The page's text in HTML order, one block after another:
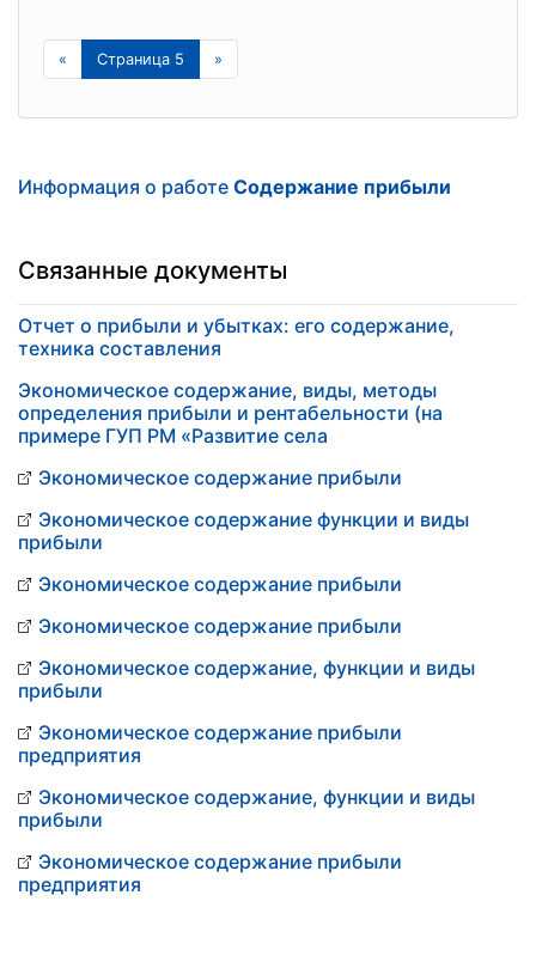
« Страница 5 »
Информация о работе Содержание прибыли
Связанные документы
Отчет о прибыли и убытках: его содержание,
техника составления
Экономическое содержание, виды, методы
определения прибыли и рентабельности (на
примере ГУП РМ «Развитие села
Экономическое содержание прибыли
Экономическое содержание функции и виды
прибыли
Экономическое содержание прибыли
Экономическое содержание прибыли
Экономическое содержание, функции и виды
прибыли
Экономическое содержание прибыли
предприятия
Экономическое содержание, функции и виды
прибыли
Экономическое содержание прибыли
предприятия